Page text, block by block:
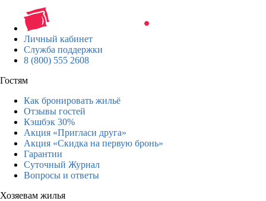
Личный кабинет
Служба поддержки
8 (800) 555 2608
Гостям
Как бронировать жильё
Отзывы гостей
Кэшбэк 30%
Акция «Пригласи друга»
Акция «Скидка на первую бронь»
Гарантии
Суточный Журнал
Вопросы и ответы
Хозяевам жилья